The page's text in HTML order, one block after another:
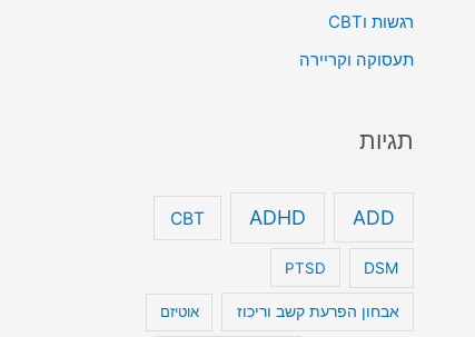
רגשות וCBT
תעסוקה וקריירה
תגיות
ADD
ADHD
CBT
DSM
PTSD
אבחון הפרעת קשב וריכוז אוטיזם